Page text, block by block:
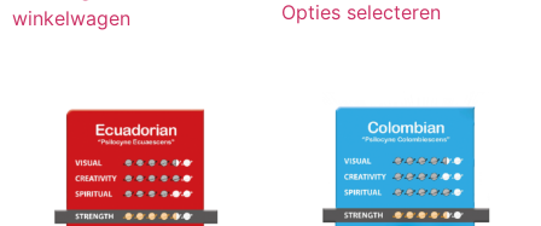
winkelwagen
Opties selecteren